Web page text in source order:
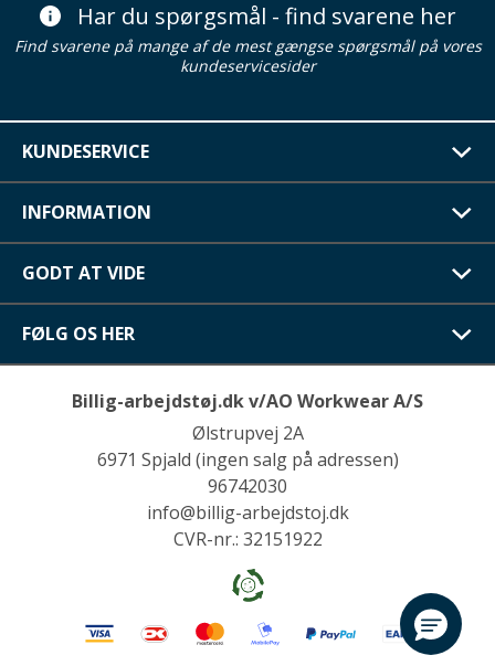
Har du spørgsmål - find svarene her
Find svarene på mange af de mest gængse spørgsmål på vores
kundeservicesider
KUNDESERVICE
INFORMATION
GODT AT VIDE
FØLG OS HER
Billig-arbejdstøj.dk v/AO Workwear A/S
Ølstrupvej 2A
6971 Spjald (ingen salg på adressen)
96742030
info@billig-arbejdstoj.dk
CVR-nr.: 32151922